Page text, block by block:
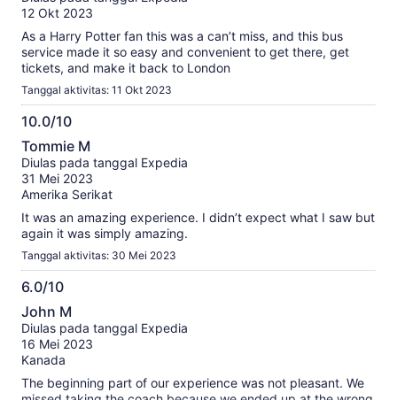
10
12 Okt 2023
As a Harry Potter fan this was a can’t miss, and this bus
service made it so easy and convenient to get there, get
tickets, and make it back to London
Tanggal aktivitas: 11 Okt 2023
10.0/10
10.0
dari
10
Tommie M
Diulas pada tanggal Expedia
31 Mei 2023
Amerika Serikat
It was an amazing experience. I didn’t expect what I saw but
again it was simply amazing.
Tanggal aktivitas: 30 Mei 2023
6.0/10
6.0
dari
10
John M
Diulas pada tanggal Expedia
16 Mei 2023
Kanada
The beginning part of our experience was not pleasant. We